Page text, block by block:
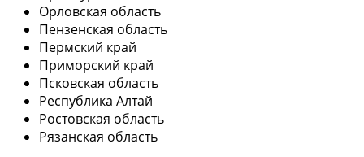
Орловская область
Пензенская область
Пермский край
Приморский край
Псковская область
Республика Алтай
Ростовская область
Рязанская область